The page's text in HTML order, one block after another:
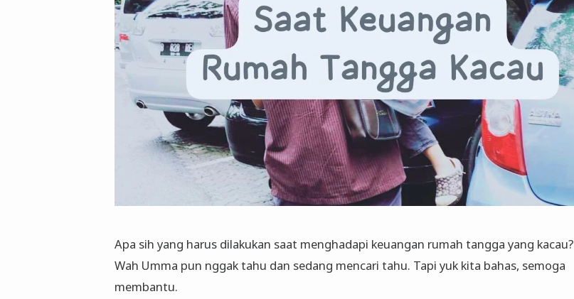
Apa sih yang harus dilakukan saat menghadapi keuangan rumah tangga yang kacau?
Wah Umma pun nggak tahu dan sedang mencari tahu. Tapi yuk kita bahas, semoga
membantu.